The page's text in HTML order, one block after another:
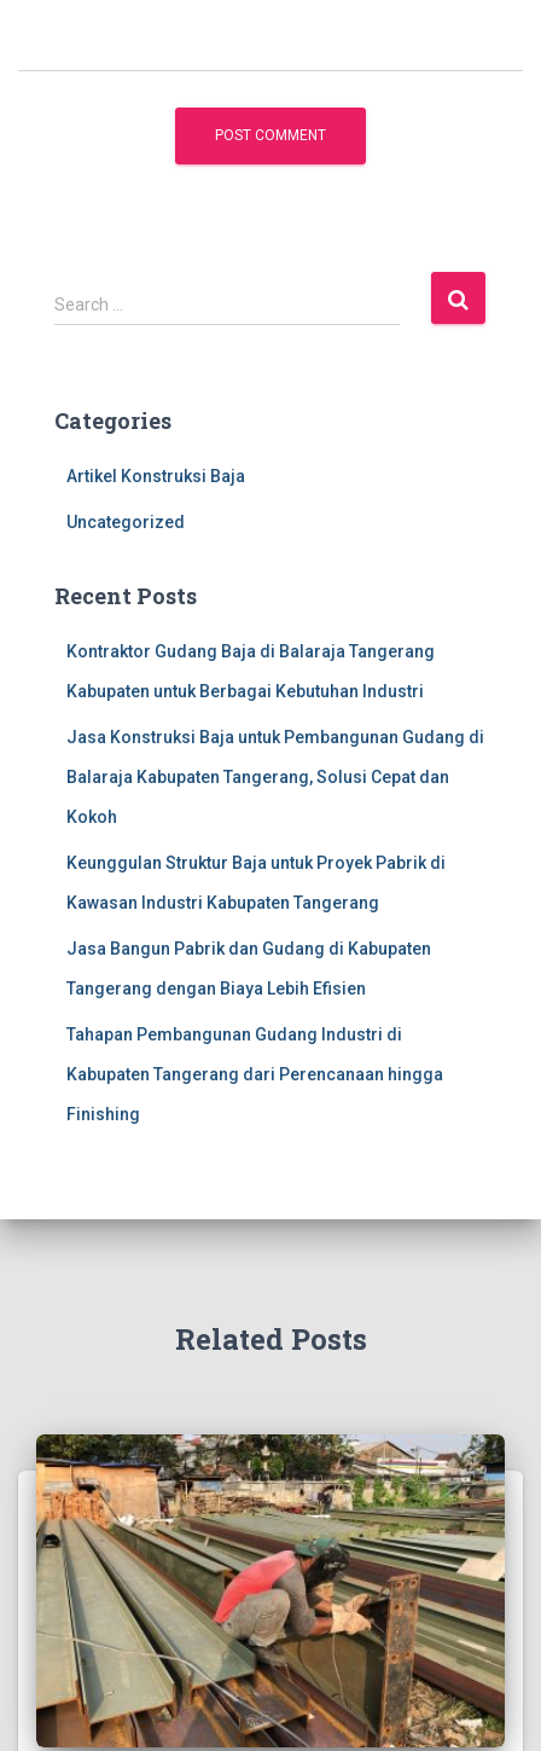
S
e
h
Search …
Categories
Artikel Konstruksi Baja
Uncategorized
Recent Posts
Kontraktor Gudang Baja di Balaraja Tangerang
Kabupaten untuk Berbagai Kebutuhan Industri
Jasa Konstruksi Baja untuk Pembangunan Gudang di
Balaraja Kabupaten Tangerang, Solusi Cepat dan
Kokoh
Keunggulan Struktur Baja untuk Proyek Pabrik di
Kawasan Industri Kabupaten Tangerang
Jasa Bangun Pabrik dan Gudang di Kabupaten
Tangerang dengan Biaya Lebih Efisien
Tahapan Pembangunan Gudang Industri di
Kabupaten Tangerang dari Perencanaan hingga
Finishing
Related Posts